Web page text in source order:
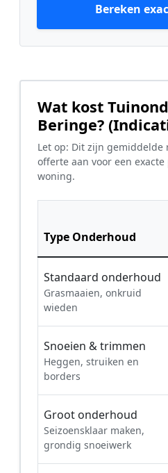
Bereken
Wat kost
Beringe?
Let op: Dit zijn gemiddelde
offerte aan voor een
woning.
Type Onderhoud
Standaard onderhoud
Grasmaaien, onkruid
wieden
Snoeien & trimmen
Heggen, struiken en
borders
Groot onderhoud
Seizoensklaar maken,
grondig snoeiwerk